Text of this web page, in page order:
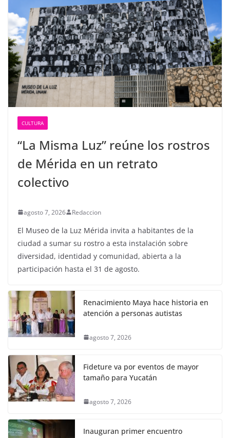
CULTURA
“La Misma Luz” reúne los rostros
de Mérida en un retrato
colectivo
agosto 7, 2026 Redaccion
El Museo de la Luz Mérida invita a habitantes de la
ciudad a sumar su rostro a esta instalación sobre
diversidad, identidad y comunidad, abierta a la
participación hasta el 31 de agosto.
Renacimiento Maya hace historia en
atención a personas autistas
agosto 7, 2026
Fideture va por eventos de mayor
tamaño para Yucatán
agosto 7, 2026
Inauguran primer encuentro